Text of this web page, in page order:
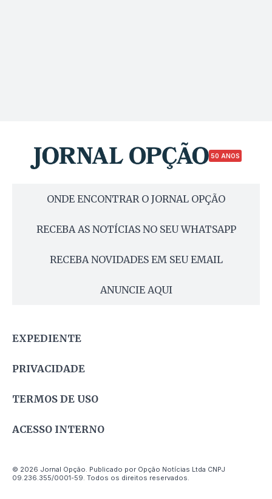
50 ANOS
ONDE ENCONTRAR O JORNAL OPÇÃO
RECEBA AS NOTÍCIAS NO SEU WHATSAPP
RECEBA NOVIDADES EM SEU EMAIL
ANUNCIE AQUI
EXPEDIENTE
PRIVACIDADE
TERMOS DE USO
ACESSO INTERNO
© 2026 Jornal Opção. Publicado por Opção Notícias Ltda CNPJ
09.236.355/0001-59. Todos os direitos reservados.